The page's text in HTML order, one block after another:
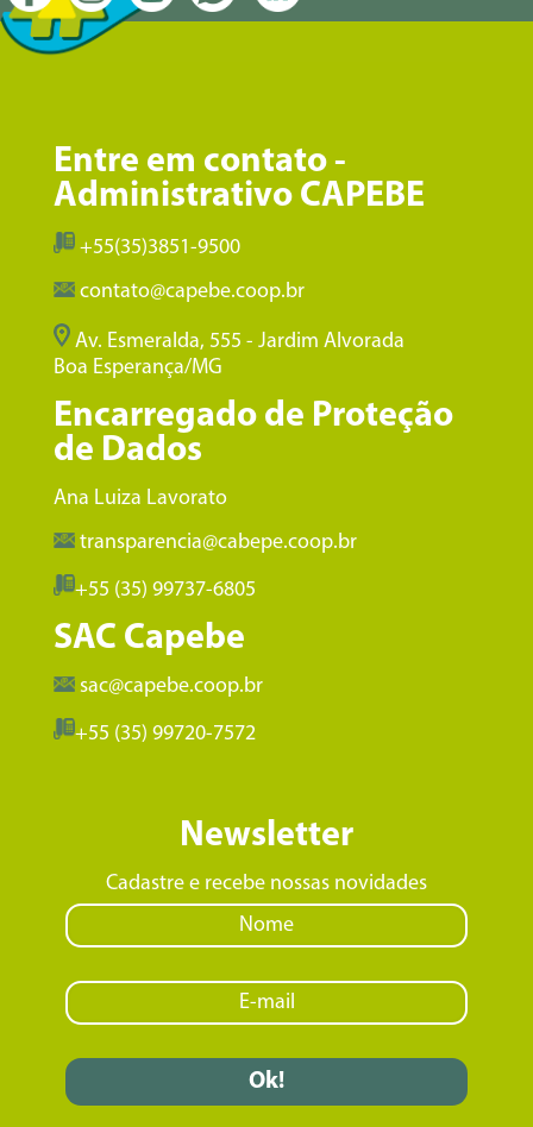
Entre em contato -
Administrativo CAPEBE
+55(35)3851-9500
contato@capebe.coop.br
Av. Esmeralda, 555 - Jardim Alvorada
Boa Esperança/MG
Encarregado de Proteção
de Dados
Ana Luiza Lavorato
transparencia@cabepe.coop.br
+55 (35) 99737-6805
SAC Capebe
sac@capebe.coop.br
+55 (35) 99720-7572
Newsletter
Cadastre e recebe nossas novidades